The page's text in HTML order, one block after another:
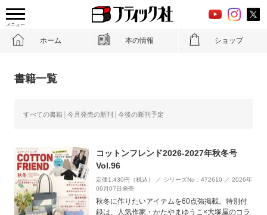
メニュー
ホーム 本の情報 ショップ
書籍一覧
すべての書籍 今月発売の新刊 今後の新刊予定
コットンフレンド2026-2027年秋冬号
Vol.96
定価1,430円（税込） ／ シリーズNo：472610 ／ 2026年
09月07日発売
秋冬に作りたいアイテムを60点強掲載。特別付
録は、人気作家・かたやまゆうこ×大塚屋のコラ